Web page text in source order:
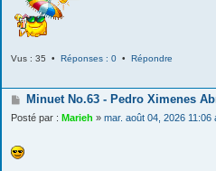
Vus : 35 • Réponses : 0 • Répondre
M
s
a
g
Minuet No.63 - Pedro Ximenes
Posté par : Marieh » mar. août 04, 2026 11:06